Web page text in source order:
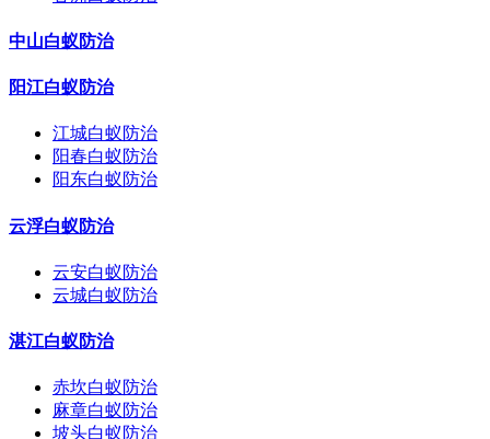
中山白蚁防治
阳江白蚁防治
江城白蚁防治
阳春白蚁防治
阳东白蚁防治
云浮白蚁防治
云安白蚁防治
云城白蚁防治
湛江白蚁防治
赤坎白蚁防治
麻章白蚁防治
坡头白蚁防治